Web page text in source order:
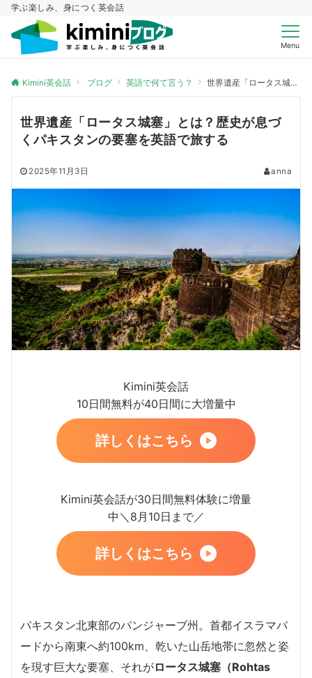
学ぶ楽しみ、身につく英会話
Menu
Kimini英会話 ブログ 英語で何て言う？ 世界遺産「ロータス城塞」とは？歴史が息づくパキスタンの要塞を英語で旅する
世界遺産「ロータス城塞」とは？歴史が息づ
くパキスタンの要塞を英語で旅する
2025年11月3日 anna
Kimini英会話
10日間無料が40日間に大増量中
詳しくはこちら
Kimini英会話が30日間無料体験に増量
中＼8月10日まで／
詳しくはこちら
パキスタン北東部のパンジャーブ州。首都イスラマバ
ードから南東へ約100km、乾いた山岳地帯に忽然と姿
を現す巨大な要塞、それがロータス城塞（Rohtas